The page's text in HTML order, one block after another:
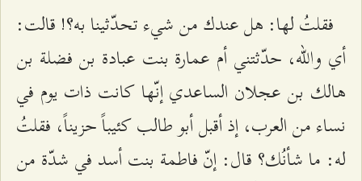
فقلتُ لها: هل عندك من شي‌ء تحدّثينا به؟! قالت:
أي والله، حدّثتني أم عمارة بنت عبادة بن فضلة بن
هالك بن عجلان الساعدي إنّها كانت ذات يوم في
نساء من العرب، إذ أقبل أبو طالب كئيباً حزيناً، فقلتُ
له: ما شأنُك؟ قال: إنّ فاطمة بنت أسد في شدّة من